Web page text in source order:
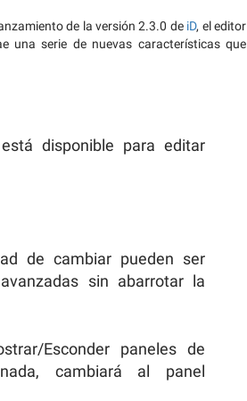
de la versión 2.3.0 de iD, el editor
una serie de nuevas características que
disponible para editar
de cambiar pueden ser
sin abarrotar la
Esconder paneles de
cambiará al panel